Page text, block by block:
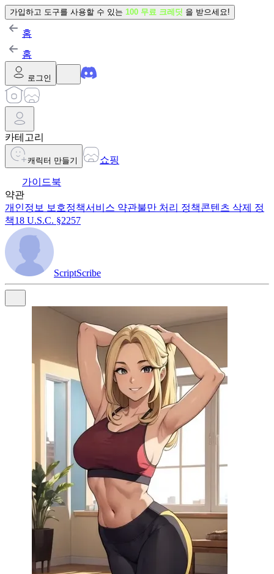
가입하고 도구를 사용할 수 있는 100 무료 크레딧 을 받으세요!
홈
홈
로그인
카테고리
캐릭터 만들기 쇼핑
가이드북
약관
개인정보 보호정책서비스 약관불만 처리 정책콘텐츠 삭제 정
책18 U.S.C. §2257
ScriptScribe